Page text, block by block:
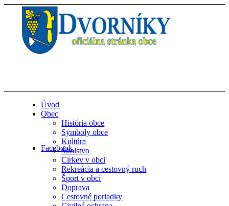
Facebook
Úvod
Obec
História obce
Symboly obce
Kultúra
Školstvo
Cirkev v obci
Rekreácia a cestovný ruch
Šport v obci
Doprava
Cestovné poriadky